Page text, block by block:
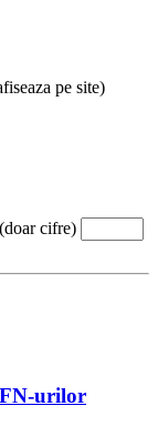
pe site)
cifre)
urilor